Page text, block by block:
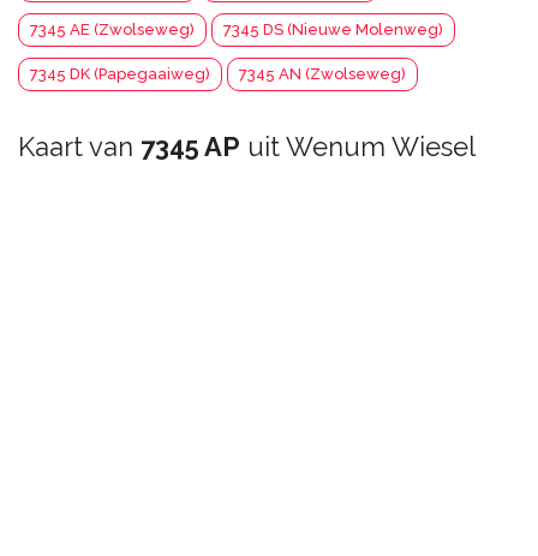
7345 AE (Zwolseweg) 7345 DS (Nieuwe Molenweg)
7345 DK (Papegaaiweg) 7345 AN (Zwolseweg)
Kaart van 7345 AP uit Wenum Wiesel